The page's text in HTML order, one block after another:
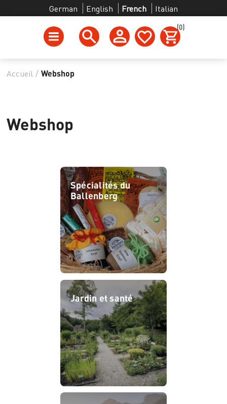
German English French Italian
(0)
Accueil / Webshop
Webshop
Spécialités du
Ballenberg
Jardin et santé